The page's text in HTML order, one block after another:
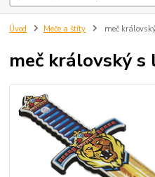
Úvod Meče a štíty meč
meč královský